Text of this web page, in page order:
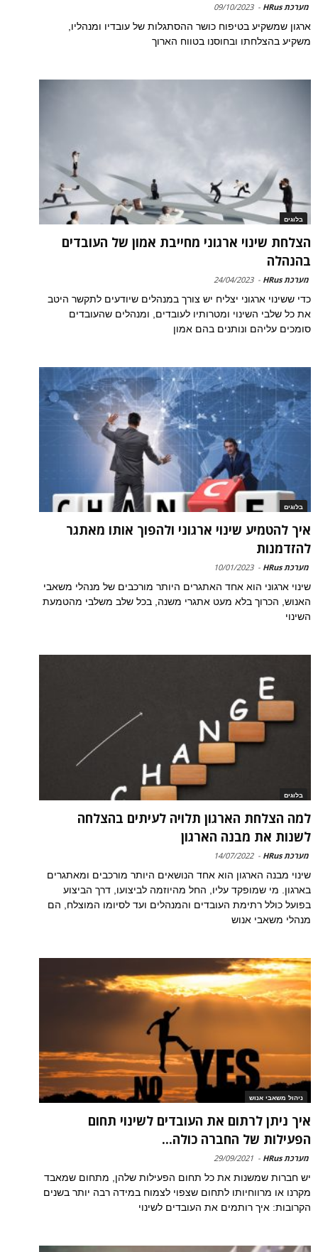
מערכת HRus -
09/10/2023
ארגון שמשקיע בטיפוח כושר ההסתגלות של עובדיו ומנהליו,
משקיע בהצלחתו ובחוסנו בטווח הארוך
בלוגים
הצלחת שינוי ארגוני מחייבת אמון של העובדים
בהנהלה
מערכת HRus -
24/04/2023
כדי ששינוי ארגוני יצליח יש צורך במנהלים שיודעים לתקשר היטב
את כל שלבי השינוי ומטרותיו לעובדים, ומנהלים שהעובדים
סומכים עליהם ונותנים בהם אמון
בלוגים
איך להטמיע שינוי ארגוני ולהפוך אותו מאתגר
להזדמנות
מערכת HRus -
10/01/2023
שינוי ארגוני הוא אחד האתגרים היותר מורכבים של מנהלי משאבי
האנוש, הכרוך בלא מעט אתגרי משנה, בכל שלב משלבי מהטמעת
השינוי
בלוגים
למה הצלחת הארגון תלויה לעיתים בהצלחה
לשנות את מבנה הארגון
מערכת HRus -
14/07/2022
שינוי מבנה הארגון הוא אחד הנושאים היותר מורכבים ומאתגרים
בארגון. מי שמופקד עליו, החל מהיוזמה לביצועו, דרך הביצוע
בפועל כולל רתימת העובדים והמנהלים ועד לסיומו המוצלח, הם
מנהלי משאבי אנוש
ניהול משאבי אנוש
איך ניתן לרתום את העובדים לשינוי תחום
הפעילות של החברה כולה...
מערכת HRus -
29/09/2021
יש חברות שמשנות את כל תחום הפעילות שלהן, מתחום שמאבד
מקרנו או מרווחיותו לתחום שצפוי לצמוח במידה רבה יותר בשנים
הקרובות: איך רותמים את העובדים לשינוי